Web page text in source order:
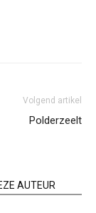
Volgend artikel
Polderzeelt
AUTEUR